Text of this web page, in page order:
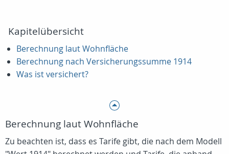
Kapitelübersicht
Berechnung laut Wohnfläche
Berechnung nach Versicherungssumme 1914
Was ist versichert?
Berechnung laut Wohnfläche
Zu beachten ist, dass es Tarife gibt, die nach dem Modell